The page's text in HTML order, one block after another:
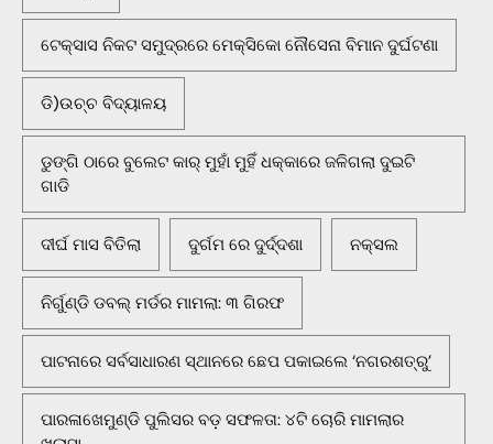
ଟେକ୍ସାସ ନିକଟ ସମୁଦ୍ରରେ ମେକ୍ସିକୋ ନୌସେନା ବିମାନ ଦୁର୍ଘଟଣା
ଡି)ଉଚ୍ଚ ବିଦ୍ୟାଳୟ
ଡୁଙ୍ଗି ଠାରେ ବୁଲେଟ କାର୍ ମୁହାଁ ମୁହିଁ ଧକ୍କାରେ ଜଳିଗଲା ଦୁଇଟି
ଗାଡି
ଦୀର୍ଘ ମାସ ବିତିଲା ଦୁର୍ଗମ ରେ ଦୁର୍ଦ୍ଦଶା ନକ୍ସଲ
ନିର୍ଗୁଣ୍ଡି ଡବଲ୍ ମର୍ଡର ମାମଲା: ୩ ଗିରଫ
ପାଟନାରେ ସର୍ବସାଧାରଣ ସ୍ଥାନରେ ଛେପ ପକାଇଲେ ‘ନଗରଶତ୍ରୁ’
ପାରଳାଖେମୁଣ୍ଡି ପୁଲିସର ବଡ଼ ସଫଳତା: ୪ଟି ଚୋରି ମାମଲାର